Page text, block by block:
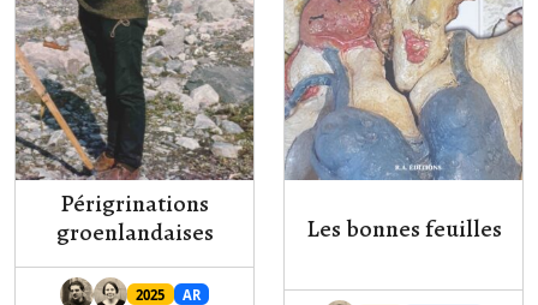
Périgrinations
groenlandaises
2025
AR
Les bonnes feuilles